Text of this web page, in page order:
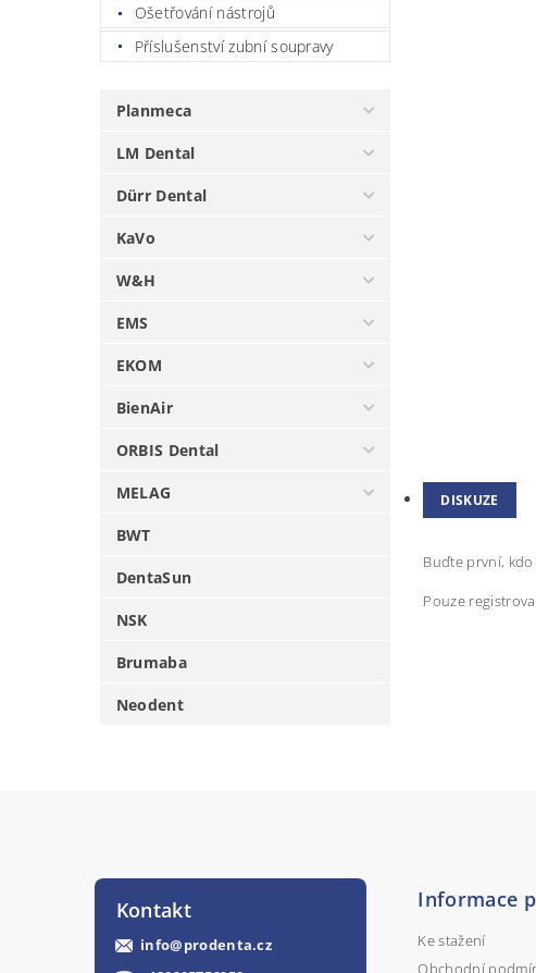
Ošetřování nástrojů
Příslušenství zubní soupravy
Planmeca
LM Dental
Dürr Dental
KaVo
W&H
EMS
EKOM
BienAir
ORBIS Dental
MELAG
BWT
DentaSun
NSK
Brumaba
Neodent
DISKUZE
Buďte první,
Pouze
Kontakt
info@prodenta.cz
Informace
Ke stažení
Obchodní